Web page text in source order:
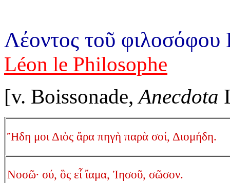
Λέοντος τοῦ φιλοσόφου
Léon le Philosophe
[v. Boissonade,Anecdota
Ἤδη μοι Διὸς ἄρα πηγὴ παρὰ σοί, Διομήδη.
Νοσῶ· σύ, ὃς εἶ ἴαμα, Ἰησοῦ, σῶσον.